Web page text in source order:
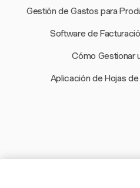
Gestión de Gastos para
Software de
Cómo Gestionar
Aplicación de Hojas